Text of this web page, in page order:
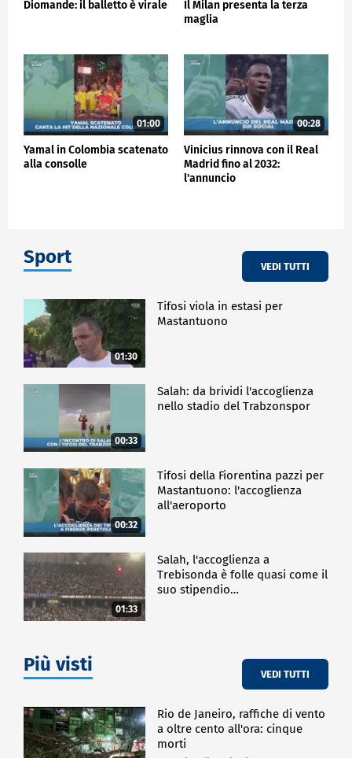
Diomande: il balletto è virale
Il Milan presenta la terza
maglia
01:00
Yamal in Colombia scatenato
alla consolle
00:28
Vinicius rinnova con il Real
Madrid fino al 2032:
l'annuncio
Sport VEDI TUTTI
01:30
Tifosi viola in estasi per
Mastantuono
00:33
Salah: da brividi l'accoglienza
nello stadio del Trabzonspor
00:32
Tifosi della Fiorentina pazzi per
Mastantuono: l'accoglienza
all'aeroporto
01:33
Salah, l'accoglienza a
Trebisonda è folle quasi come il
suo stipendio…
Più visti VEDI TUTTI
Rio de Janeiro, raffiche di vento
a oltre cento all'ora: cinque
morti